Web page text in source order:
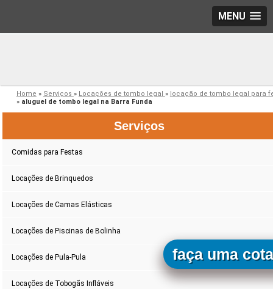
MENU
Home » Serviços » Locações de tombo legal » locação de tombo legal para
» aluguel de tombo legal na Barra Funda
Serviços
Comidas para Festas
Locações de Brinquedos
Locações de Camas Elásticas
Locações de Piscinas de Bolinha
Locações de Pula-Pula
Locações de Tobogãs Infláveis
faça uma